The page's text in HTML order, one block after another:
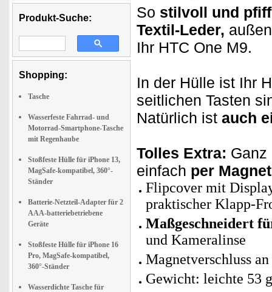
Produkt-Suche:
Shopping:
Tasche
Wasserfeste Fahrrad- und
Motorrad-Smartphone-Tasche
mit Regenhaube
Stoßfeste Hülle für iPhone 13,
MagSafe-kompatibel, 360°-
Ständer
Batterie-Netzteil-Adapter für 2
AAA-batteriebetriebene
Geräte
Stoßfeste Hülle für iPhone 16
Pro, MagSafe-kompatibel,
360°-Ständer
Wasserdichte Tasche für
So stilvoll und
Textil-Leder,
Ihr HTC One M9.
In der Hülle ist Ihr
seitlichen Tasten
Natürlich ist auch
Tolles Extra: Ganz
einfach per Magnet
Flipcover mit
praktischer Klapp-
Maßgeschneidert
und Kameralinse
Magnetverschluss
Gewicht: leichte 53 g